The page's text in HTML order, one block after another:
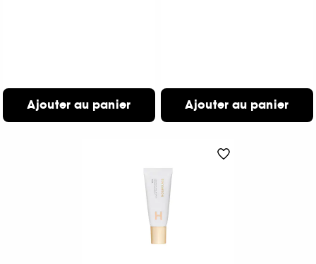
Ajouter au panier Ajouter au panier